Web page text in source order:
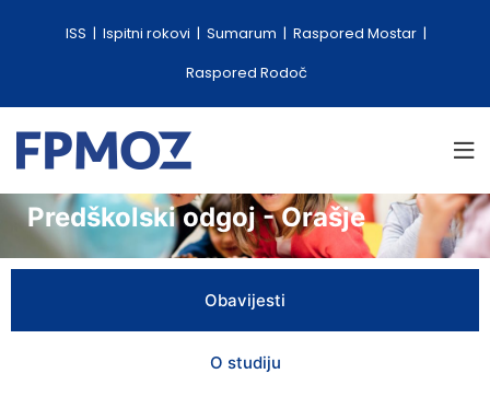
ISS Ispitni rokovi Sumarum
Raspored Mostar
Raspored Rodoč
Predškolski odgoj - Orašje
Obavijesti
O studiju